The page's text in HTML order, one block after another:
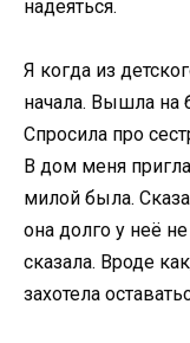
надеяться.
Я когда из
начала. Вышла на
Спросила про
В дом меня
милой была.
она долго у неё
сказала. Вроде
захотела